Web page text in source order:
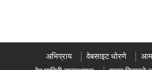
अभिप्राय वेबसाइट धोरणे